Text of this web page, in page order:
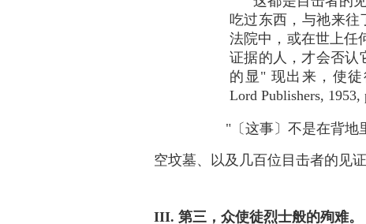
吃过东西，与祂来往
法院中，或在世上任
证据的人，才会否认
的显" 现出来，使徒
Lord Publishers, 1953,
"〔这事〕不是在背地
空坟墓、以及几百位目击者的见
III. 第三，众使徒烈士般的殉难。